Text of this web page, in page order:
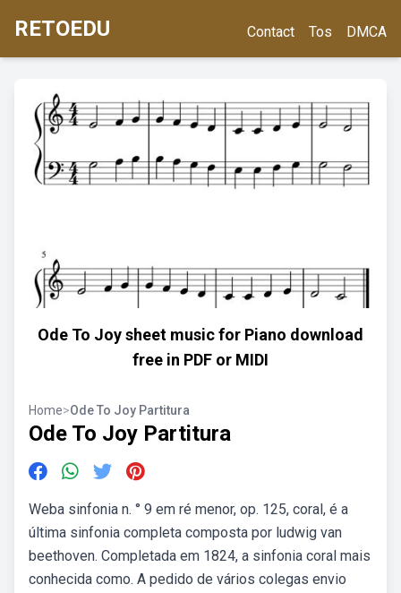
RETOEDU Contact Tos DMCA
Ode To Joy sheet music for Piano download
free in PDF or MIDI
Home>Ode To Joy Partitura
Ode To Joy Partitura
Weba sinfonia n. ° 9 em ré menor, op. 125, coral, é a
última sinfonia completa composta por ludwig van
beethoven. Completada em 1824, a sinfonia coral mais
conhecida como. A pedido de vários colegas envio